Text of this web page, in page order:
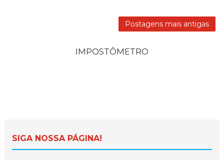
Postagens mais antigas
IMPOSTÔMETRO
SIGA NOSSA PÁGINA!